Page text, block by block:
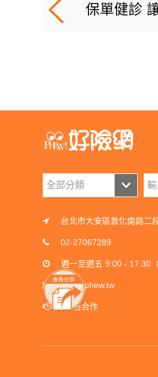
保單健診
台北市大安區敦化南路二
02-27067289
週一至週五 9:00 - 17:30
info@phew.tw
廣告合作